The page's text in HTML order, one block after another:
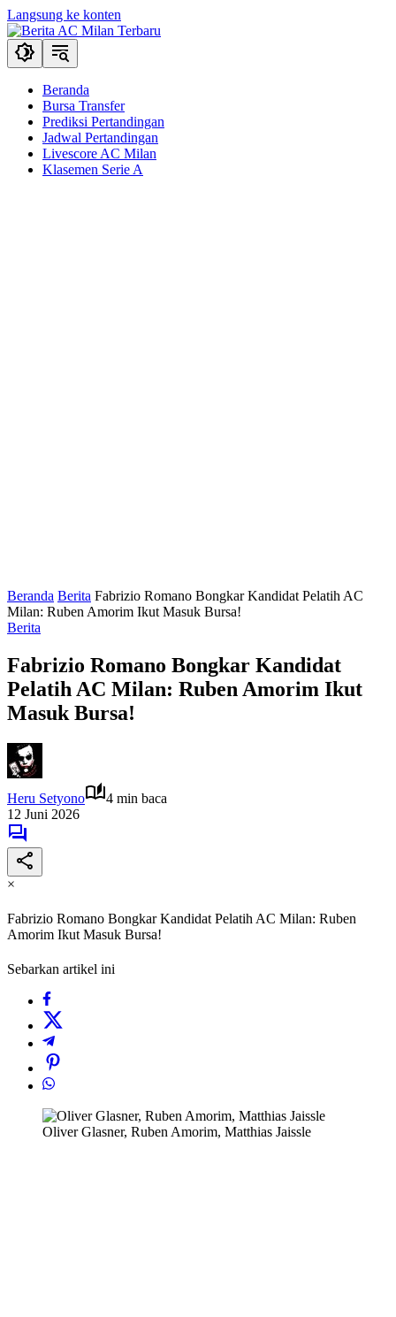
Langsung ke konten
Beranda
Bursa Transfer
Prediksi Pertandingan
Jadwal Pertandingan
Livescore AC Milan
Klasemen Serie A
Beranda Berita Fabrizio Romano Bongkar Kandidat Pelatih AC
Milan: Ruben Amorim Ikut Masuk Bursa!
Berita
Fabrizio Romano Bongkar Kandidat
Pelatih AC Milan: Ruben Amorim Ikut
Masuk Bursa!
Heru Setyono
4 min baca
12 Juni 2026
×
Fabrizio Romano Bongkar Kandidat Pelatih AC Milan: Ruben
Amorim Ikut Masuk Bursa!
Sebarkan artikel ini
Oliver Glasner, Ruben Amorim, Matthias Jaissle